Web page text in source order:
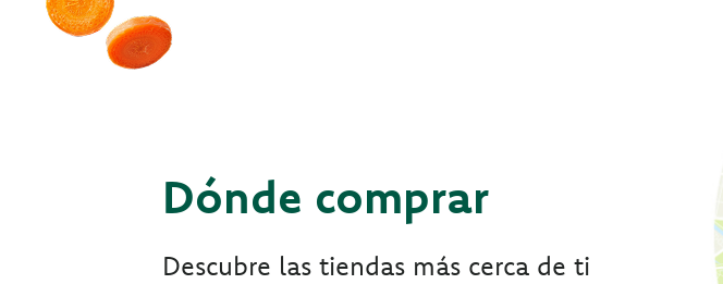
Dónde comprar
Descubre las tiendas más cerca de ti